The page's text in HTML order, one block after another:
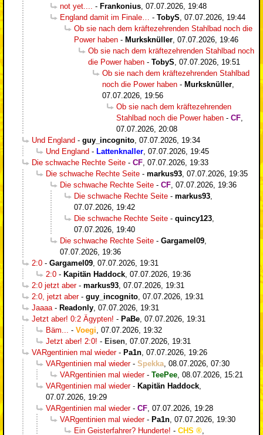
not yet....
- Frankonius 07.07.2026, 19:48
England damit im Finale…
- TobyS 07.07.2026, 19:44
Ob sie nach dem kräftezehrenden Stahlbad noch die
Power haben - Murksknüller 07.07.2026, 19:46
Ob sie nach dem kräftezehrenden Stahlbad noch
die Power haben - TobyS 07.07.2026, 19:51
Ob sie nach dem kräftezehrenden Stahlbad
noch die Power haben - Murksknüller
07.07.2026, 19:56
Ob sie nach dem kräftezehrenden
Stahlbad noch die Power haben - CF
07.07.2026, 20:08
Und England - guy_incognito 07.07.2026, 19:34
Und England - Lattenknaller 07.07.2026, 19:45
Die schwache Rechte Seite - CF 07.07.2026, 19:33
Die schwache Rechte Seite - markus93 07.07.2026, 19:35
Die schwache Rechte Seite - CF 07.07.2026, 19:36
Die schwache Rechte Seite - markus93
07.07.2026, 19:42
Die schwache Rechte Seite - quincy123
07.07.2026, 19:40
Die schwache Rechte Seite - Gargamel09
07.07.2026, 19:36
2:0 - Gargamel09 07.07.2026, 19:31
2:0 - Kapitän Haddock 07.07.2026, 19:36
2:0 jetzt aber- markus93 07.07.2026, 19:31
2:0, jetzt aber- guy_incognito 07.07.2026, 19:31
Jaaaa - Readonly 07.07.2026, 19:31
Jetzt aber! 0:2 Ägypten! - PaBe 07.07.2026, 19:31
Bäm...
- Voegi 07.07.2026, 19:32
Jetzt aber! 2:0! - Eisen 07.07.2026, 19:31
VARgentinien mal wieder- Pa1n 07.07.2026, 19:26
VARgentinien mal wieder- Spekka 08.07.2026, 07:30
VARgentinien mal wieder- TeePee 08.07.2026, 15:21
VARgentinien mal wieder- Kapitän Haddock
07.07.2026, 19:29
VARgentinien mal wieder- CF 07.07.2026, 19:28
VARgentinien mal wieder- Pa1n 07.07.2026, 19:30
Ein Geisterfahrer? Hunderte! - CHS